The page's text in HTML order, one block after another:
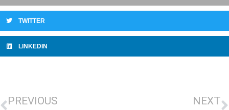
TWITTER
LINKEDIN
PREVIOUS NEXT